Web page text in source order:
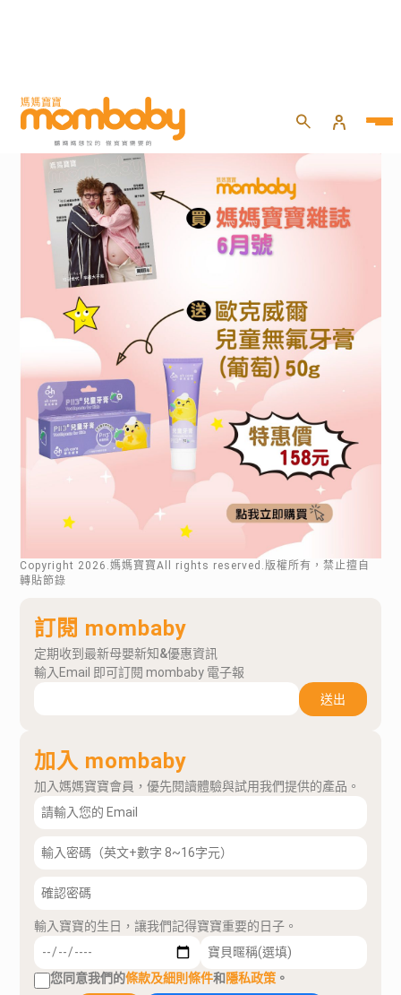
Copyright 2026 .媽媽寶寶All rights reserved.版權所有，禁止擅自
轉貼節錄
訂閱 mombaby
定期收到最新母嬰新知&優惠資訊
輸入Email 即可訂閱 mombaby 電子報
送出
加入 mombaby
加入媽媽寶寶會員，優先閱讀體驗與試用我們提供的產品。
輸入寶寶的生日，讓我們記得寶寶重要的日子。
您同意我們的條款及細則條件和隱私政策 。